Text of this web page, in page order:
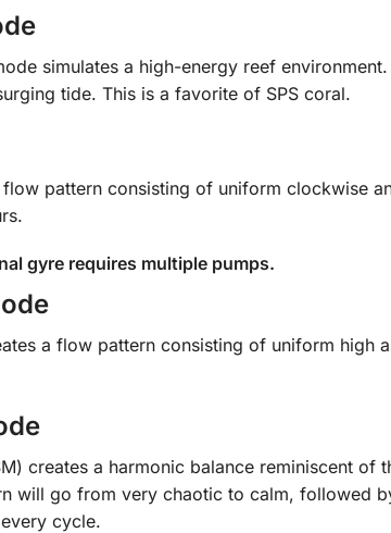
simulates a high-energy reef
tide. This is a favorite of SPS coral.
flow pattern consisting of uniform clockwise
gyre requires multiple pumps.
a flow pattern consisting of uniform
creates a harmonic balance reminiscent
will go from very chaotic to calm, followed
cycle.